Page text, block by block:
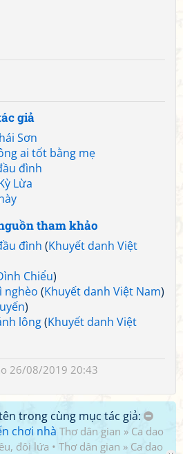
giả
Sơn
ai tốt bằng mẹ
đình
Lừa
tham khảo
đình (Khuyết danh Việt
Chiểu)
nghèo (Khuyết danh Việt Nam)
)
lông(Khuyết danh Việt
26/08/2019 20:43
trong cùng mục tác giả:
chơi nhà Thơ dân gian » Ca dao
đôi lứa • Thơ dân gian » Ca dao